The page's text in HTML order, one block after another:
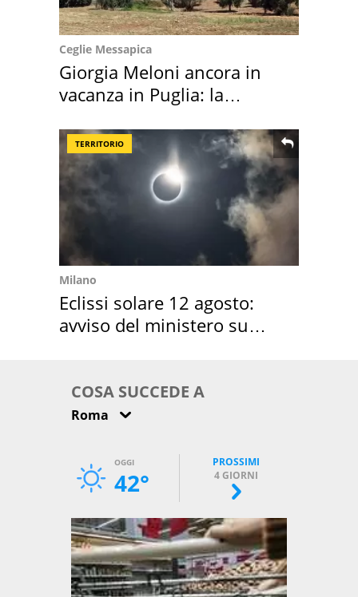
Ceglie Messapica
Giorgia Meloni ancora in
vacanza in Puglia: la
TERRITORIO
Milano
Eclissi solare 12 agosto:
avviso del ministero su